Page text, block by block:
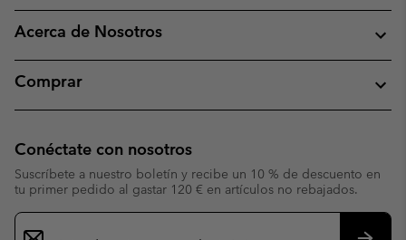
Acerca de Nosotros
Comprar
Conéctate con nosotros
Suscríbete a nuestro boletín y recibe un 10 % de descuento en
tu primer pedido al gastar 120 € en artículos no rebajados.
Suscripción